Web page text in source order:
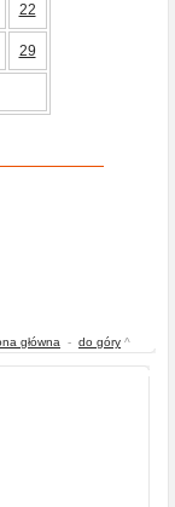
22
29
główna - do góry ^